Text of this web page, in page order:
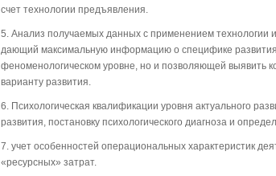
счет технологии предъявления.
5. Анализ получаемых данных с применением технологии
дающий максимальную информацию о специфике
феноменологическом уровне, но и позволяющей выявить
варианту развития.
6. Психологическая квалификации уровня актуального
развития, постановку психологического диагноза и
7. учет особенностей операциональных характеристик
«ресурсных» затрат.